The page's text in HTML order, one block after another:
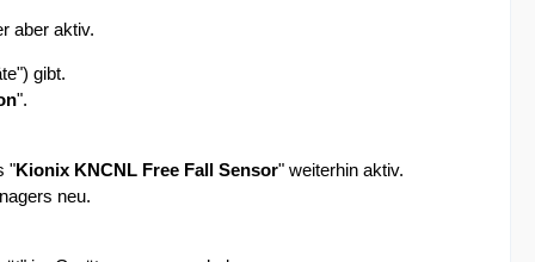
aber aktiv.
gibt.
".
"Kionix KNCNL Free Fall Sensor" weiterhin aktiv.
neu.